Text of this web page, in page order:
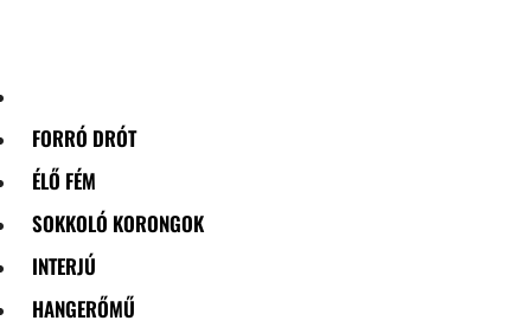
FORRÓ DRÓT
ÉLŐ FÉM
SOKKOLÓ KORONGOK
INTERJÚ
HANGERŐMŰ